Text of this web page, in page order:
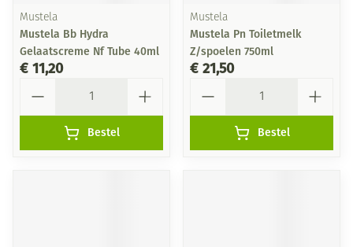
Mustela
Mustela Bb Hydra
Gelaatscreme Nf Tube 40ml
€ 11,20
Bestel
Mustela
Mustela Pn Toiletmelk
Z/spoelen 750ml
€ 21,50
Bestel